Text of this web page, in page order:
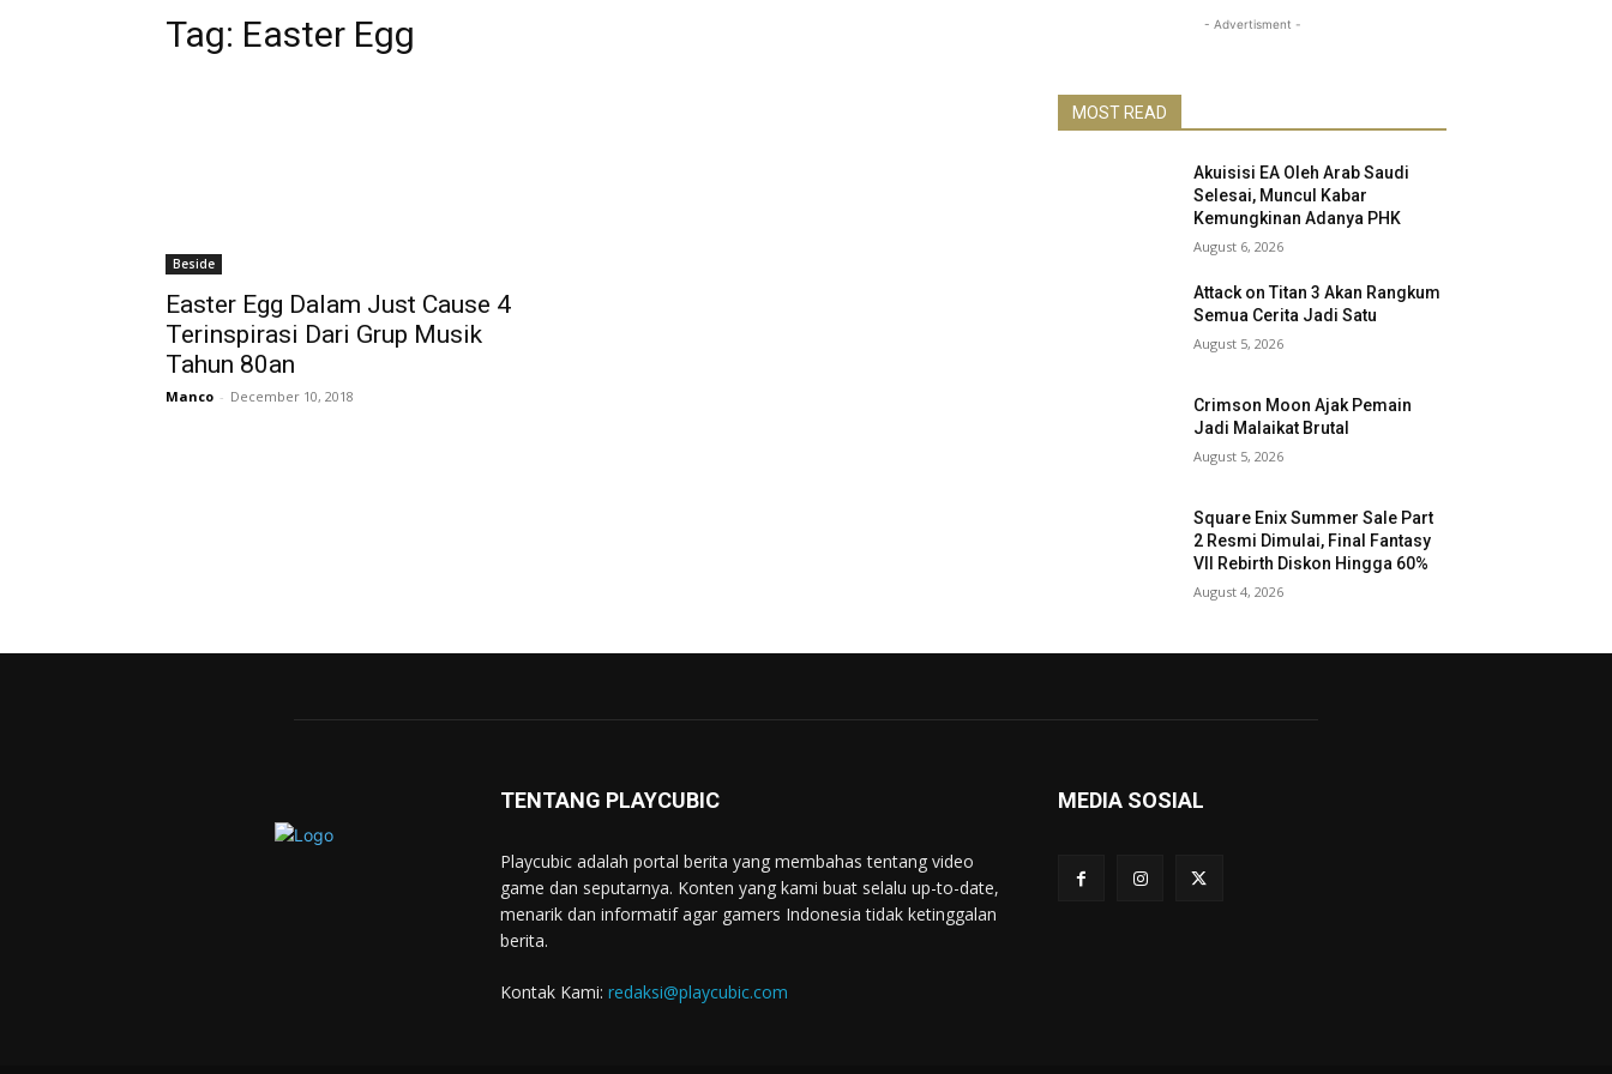
Tag: Easter Egg
Beside
Easter Egg Dalam Just Cause 4
Terinspirasi Dari Grup Musik
Tahun 80an
Manco - December 10, 2018
- Advertisment -
MOST READ
Akuisisi EA Oleh Arab Saudi
Selesai, Muncul Kabar
Kemungkinan Adanya PHK
August 6, 2026
Attack on Titan 3 Akan Rangkum
Semua Cerita Jadi Satu
August 5, 2026
Crimson Moon Ajak Pemain
Jadi Malaikat Brutal
August 5, 2026
Square Enix Summer Sale Part
2 Resmi Dimulai, Final Fantasy
VII Rebirth Diskon Hingga 60%
August 4, 2026
TENTANG PLAYCUBIC
Playcubic adalah portal berita yang membahas tentang video
game dan seputarnya. Konten yang kami buat selalu up-to-date,
menarik dan informatif agar gamers Indonesia tidak ketinggalan
berita.
Kontak Kami: redaksi@playcubic.com
MEDIA SOSIAL